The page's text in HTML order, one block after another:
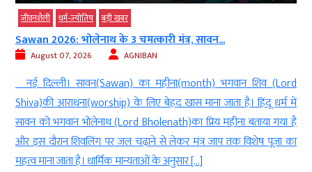
जीवनशैली धर्म-ज्‍योतिष बड़ी खबर
Sawan 2026: भोलेनाथ के 3 चमत्कारी मंत्र, सावन...
August 07, 2026 AGNIBAN
नई दिल्ली। सावन(Sawan) का महीना(month) भगवान शिव (Lord
Shiva)की आराधना(worship) के लिए बेहद खास माना जाता है। हिंदू धर्म में
सावन को भगवान भोलेनाथ (Lord Bholenath)का प्रिय महीना बताया गया है
और इस दौरान शिवलिंग पर जल चढ़ाने से लेकर मंत्र जाप तक विशेष पूजा का
महत्व माना जाता है। धार्मिक मान्यताओं के अनुसार […]